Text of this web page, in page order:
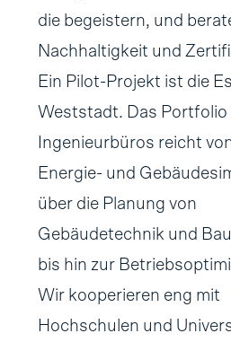
die begeistern, und
Nachhaltigkeit und
Ein Pilot-Projekt ist die
Weststadt. Das Portfolio
Ingenieurbüros reicht
Energie- und
über die Planung von
Gebäudetechnik und
bis hin zur
Wir kooperieren eng mit
Hochschulen und